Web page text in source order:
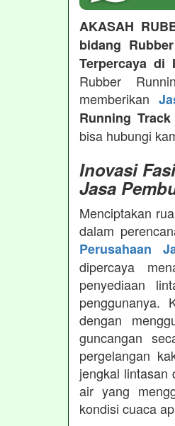
AKASAH
bidang
Terpercaya di
Rubber
memberikan
Running
bisa hubungi
Inovasi
Jasa
Menciptakan
dalam
Perusahaan
dipercaya
penyediaan
penggunanya.
dengan
guncangan
pergelangan
jengkal lintasan
air yang
kondisi cuaca